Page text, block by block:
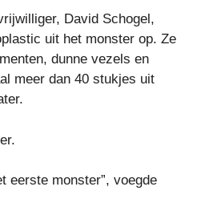
David Schogel,
uit het monster op. Ze
dunne vezels en
meer dan 40 stukjes uit
eerste monster”, voegde